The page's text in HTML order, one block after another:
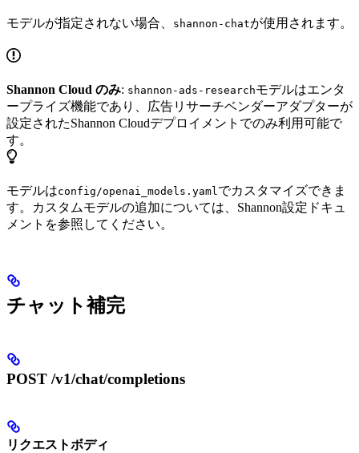
モデルが指定されない場合、 shannon-chatが使用されます。
Shannon Cloud のみ: shannon-ads-researchモデルはエンタ
ープライズ機能であり、広告リサーチベンダーアダプターが
設定されたShannon Cloudデプロイメントでのみ利用可能で
す。
モデルはconfig/openai_models.yaml でカスタマイズできま
す。カスタムモデルの追加については、Shannon設定ドキュ
メントを参照してください。
チャット補完
POST /v1/chat/completions
リクエストボディ